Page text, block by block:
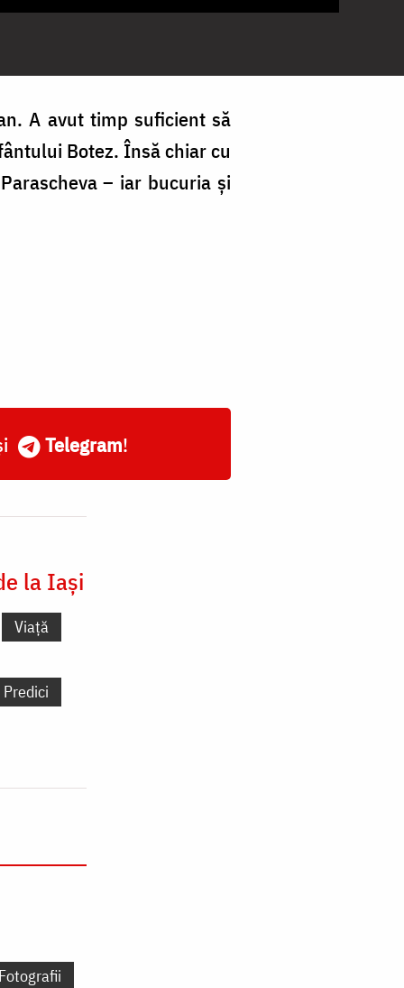
A avut timp suficient să
Botez. Însă chiar cu
– iar bucuria și
Telegram!
la Iași
Viață
Predici
Fotografii